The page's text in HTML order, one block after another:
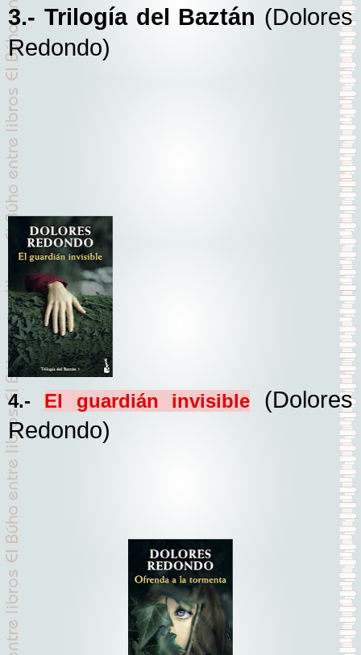
3.- Trilogía del Baztán (Dolores
Redondo)
4.- El guardián invisible
(Dolores
Redondo)